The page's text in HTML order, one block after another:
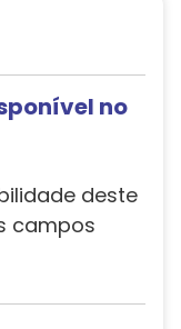
no
deste
campos